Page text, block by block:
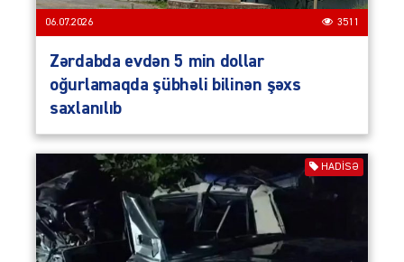
06.07.2026 3511
Zərdabda evdən 5 min dollar
oğurlamaqda şübhəli bilinən şəxs
saxlanılıb
HADISƏ